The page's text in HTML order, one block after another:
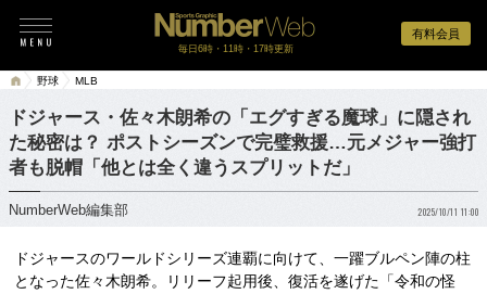
有料会員
毎日6時・11時・17時更新
野球 MLB
ドジャース・佐々木朗希の「エグすぎる魔球」に隠され
た秘密は？ ポストシーズンで完璧救援…元メジャー強打
者も脱帽「他とは全く違うスプリットだ」
NumberWeb編集部 2025/10/11 11:00
ドジャースのワールドシリーズ連覇に向けて、一躍ブルペン陣の柱
となった佐々木朗希。リリーフ起用後、復活を遂げた「令和の怪